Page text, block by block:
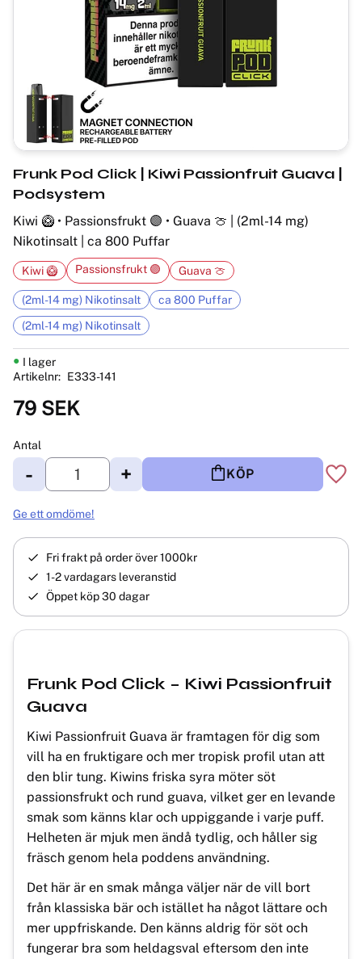
Frunk Pod Click | Kiwi Passionfruit Guava |
Podsystem
Kiwi 🥝 • Passionsfrukt 🟣 • Guava 🍈 | (2ml-14 mg)
Nikotinsalt | ca 800 Puffar
79 SEK
Antal
+
- KÖP
I lager
Artikelnr
E333-141
Kiwi 🥝 Passionsfrukt 🟣 Guava 🍈
(2ml-14 mg) Nikotinsalt
ca 800 Puffar
(2ml-14 mg) Nikotinsalt
Ge ett omdöme!
Fri frakt på order över 1000kr
1-2 vardagars leveranstid
Öppet köp 30 dagar
Frunk Pod Click – Kiwi Passionfruit
Guava
Kiwi Passionfruit Guava är framtagen för dig som
vill ha en fruktigare och mer tropisk profil utan att
den blir tung. Kiwins friska syra möter söt
passionsfrukt och rund guava, vilket ger en levande
smak som känns klar och uppiggande i varje puff.
Helheten är mjuk men ändå tydlig, och håller sig
fräsch genom hela poddens användning.
Det här är en smak många väljer när de vill bort
från klassiska bär och istället ha något lättare och
mer uppfriskande. Den känns aldrig för söt och
fungerar bra som heldagsval eftersom den inte